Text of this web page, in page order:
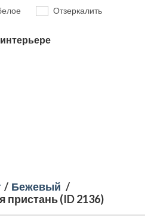
Отзеркалить
/ Бежевый /
пристань (ID 2136)